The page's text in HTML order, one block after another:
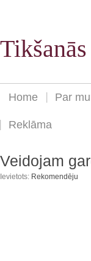
Home Par
Reklāma
Veidojam
Ievietots: Rekomendēju